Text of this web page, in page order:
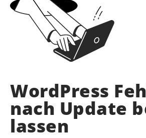
WordPress
nach Update
lassen